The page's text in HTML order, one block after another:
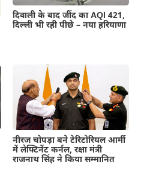
दिवाली के बाद जींद का AQI 421,
दिल्ली भी रही पीछे – नया हरियाणा
नीरज चोपड़ा बने टेरिटोरियल आर्मी
में लेफ्टिनेंट कर्नल, रक्षा मंत्री
राजनाथ सिंह ने किया सम्मानित